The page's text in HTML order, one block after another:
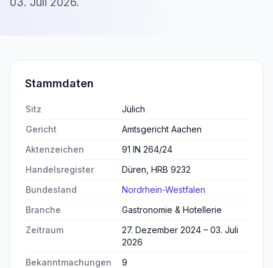
Stammdaten
Sitz
Jülich
Gericht
Amtsgericht Aachen
Aktenzeichen
91 IN 264/24
Handelsregister
Düren, HRB 9232
Bundesland
Nordrhein-Westfalen
Branche
Gastronomie & Hotellerie
Zeitraum
27. Dezember 2024 – 03. Juli
2026
Bekanntmachungen
9